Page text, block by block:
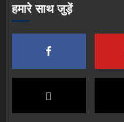
हमारे साथ जुड़ें